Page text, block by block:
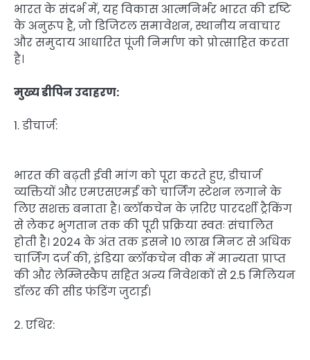
भारत के संदर्भ में, यह विकास आत्मनिर्भर भारत की दृष्टि
के अनुरूप है, जो डिजिटल समावेशन, स्थानीय नवाचार
और समुदाय आधारित पूंजी निर्माण को प्रोत्साहित करता
है।
मुख्य डीपिन उदाहरण:
1. डीचार्ज:
भारत की बढ़ती ईवी मांग को पूरा करते हुए, डीचार्ज
व्यक्तियों और एमएसएमई को चार्जिंग स्टेशन लगाने के
लिए सशक्त बनाता है। ब्लॉकचेन के ज़रिए पारदर्शी ट्रैकिंग
से लेकर भुगतान तक की पूरी प्रक्रिया स्वतः संचालित
होती है। 2024 के अंत तक इसने 10 लाख मिनट से अधिक
चार्जिंग दर्ज की, इंडिया ब्लॉकचेन वीक में मान्यता प्राप्त
की और लेम्निस्कैप सहित अन्य निवेशकों से 2.5 मिलियन
डॉलर की सीड फंडिंग जुटाई।
2. एथिर: